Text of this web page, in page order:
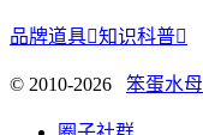
品牌道具知识科普
© 2010-2026 笨蛋水母